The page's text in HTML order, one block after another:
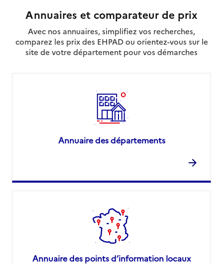
Annuaires et comparateur de prix
Avec nos annuaires, simplifiez vos recherches,
comparez les prix des EHPAD ou orientez-vous sur le
site de votre département pour vos démarches
Annuaire des départements
Annuaire des points d’information locaux